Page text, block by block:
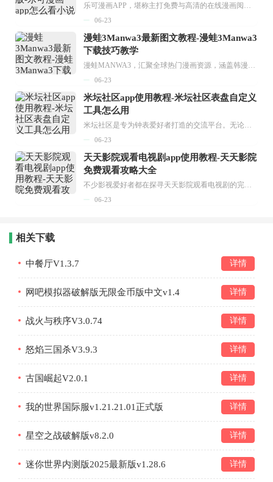
乐可漫画APP，堪称主打免费与高清的在线漫画阅读神器。其官方版提供海量完整版漫画资源，无论是国内漫画，还是日漫、韩漫、台漫、美漫等国外漫画，应有尽有，随时供你阅读。只需轻点一下，便能直接进入阅读界面。不仅如此，乐可漫画最新版本更新速度极快，在这里，你总能抢先看到全网一手漫画章节内容！...
06-23
漫蛙3Manwa3最新图文教程-漫蛙3Manwa3
下载技巧教学
漫蛙MANWA3，汇聚全球热门漫画资源，涵盖韩漫、欧美漫画、国漫等多种类型，题材丰富多样，全方位满足用户阅读喜好。它不仅是阅读平台，更是创作平台，为广大用户打造零门槛创作环境。...
06-23
米坛社区app使用教程-米坛社区表盘自定义
工具怎么用
米坛社区是专为钟表爱好者打造的交流平台。无论你是初涉钟表领域的普通爱好者，还是拥有多年收藏经验的资深玩家，都能在此找到属于自己的天地。 无需注册，就能轻松参与其中。通过专业的讨论论坛与丰富的交互功能，你可与世界各地的钟表爱好者畅快交流。若你钟情于钟表，米坛社区无疑是值得一试的理想之选。在这里，你能获取最新的手表资讯，交流见解，提升鉴赏品味，让每一块手表都成为收藏故事中重要的一部分。感兴趣的朋友，不要错过下载机会。...
06-23
天天影院观看电视剧app使用教程-天天影院
免费观看攻略大全
不少影视爱好者都在探寻天天影院观看电视剧的完整方法，结合最新平台使用规则，本篇新手入门攻略全面讲解观看渠道、检索流程、播放设置以及画面模式调整等实用内容。全文适配手机、电脑等主流设备，步骤简洁易懂，无论是初次使用的新手，还是想要优化观影体验的用户，都能参照内容快速上手，熟练掌握平台各项操作技巧，轻松畅享影视内容。...
06-23
相关下载
中餐厅V1.3.7 详情
网吧模拟器破解版无限金币版中文v1.4 详情
战火与秩序V3.0.74 详情
怒焰三国杀V3.9.3 详情
古国崛起V2.0.1 详情
我的世界国际服v1.21.21.01正式版 详情
星空之战破解版v8.2.0 详情
迷你世界内测版2025最新版v1.28.6 详情